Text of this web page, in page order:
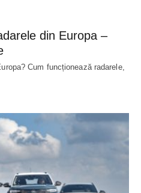
din Europa –
Cum funcționează radarele,